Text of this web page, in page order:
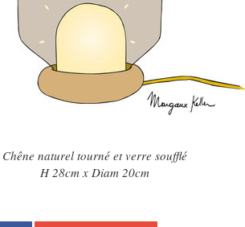
Chêne naturel tourné et verre soufflé
H 28cm x Diam 20cm